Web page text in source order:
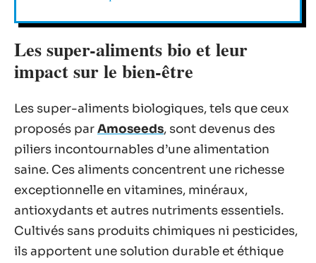
Les super-aliments bio et leur
impact sur le bien-être
Les super-aliments biologiques, tels que ceux
proposés parAmoseeds, sont devenus des
piliers incontournables d’une alimentation
saine. Ces aliments concentrent une richesse
exceptionnelle en vitamines, minéraux,
antioxydants et autres nutriments essentiels.
Cultivés sans produits chimiques ni pesticides,
ils apportent une solution durable et éthique